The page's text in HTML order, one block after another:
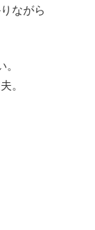
ながら
。